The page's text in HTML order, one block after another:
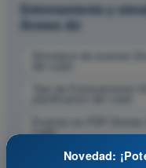
Entrenamiento y
Drones A2
Simulacro de examen
Test de Entrenamiento
Examen en PDF
vuelo
Novedad: